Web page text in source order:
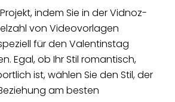
indem Sie in der Vidnoz-
von Videovorlagen
für den Valentinstag
Egal, ob Ihr Stil romantisch,
ist, wählen Sie den Stil, der
am besten